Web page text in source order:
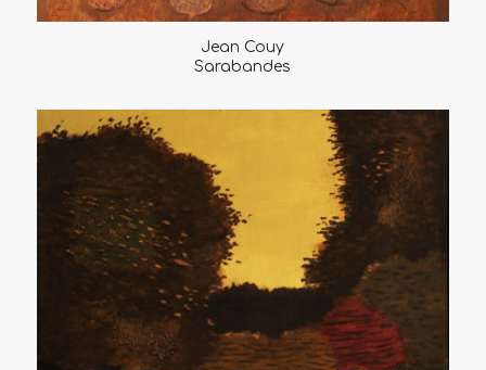
Jean Couy
Sarabandes